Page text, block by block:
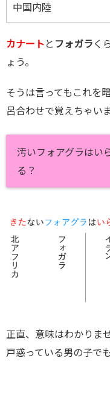
中国内陸
カナート と フォガラ く
ょう。
そうは言ってもこれを
呂合わせで覚えちゃい
汚いフォアグラはい
る？
正直、意味はわかりま
戸惑っている男の子で